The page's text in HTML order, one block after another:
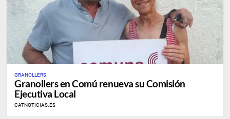
GRANOLLERS
Granollers en Comú renueva su Comisión
Ejecutiva Local
CATNOTICIAS.ES